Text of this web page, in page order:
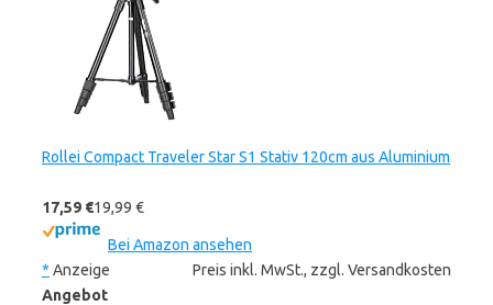
Rollei Compact Traveler Star S1 Stativ 120cm aus Aluminium
17,59 €19,99 €
Bei Amazon ansehen
* Anzeige
Preis inkl. MwSt., zzgl. Versandkosten
Angebot